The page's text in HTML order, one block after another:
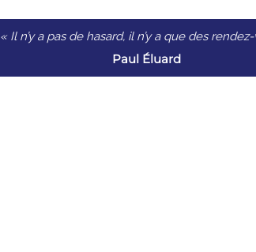
« Il n’y a pas de hasard, il n’y a que des
Paul Éluard